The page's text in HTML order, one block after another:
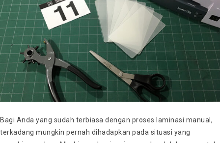
Bagi Anda yang sudah terbiasa dengan proses laminasi manual,
terkadang mungkin pernah dihadapkan pada situasi yang